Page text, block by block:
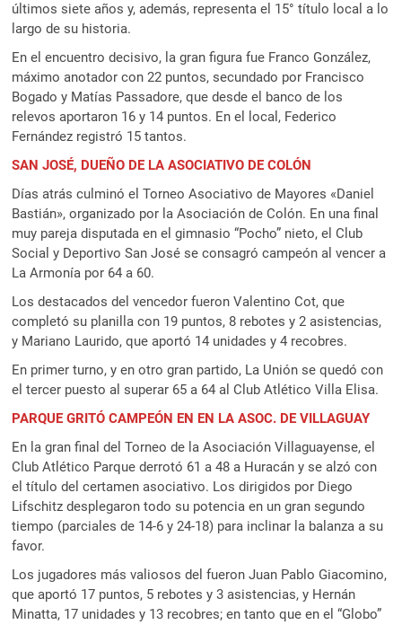
últimos siete años y, además, representa el 15° título local a lo
largo de su historia.
En el encuentro decisivo, la gran figura fue Franco González,
máximo anotador con 22 puntos, secundado por Francisco
Bogado y Matías Passadore, que desde el banco de los
relevos aportaron 16 y 14 puntos. En el local, Federico
Fernández registró 15 tantos.
SAN JOSÉ, DUEÑO DE LA ASOCIATIVO DE COLÓN
Días atrás culminó el Torneo Asociativo de Mayores «Daniel
Bastián», organizado por la Asociación de Colón. En una final
muy pareja disputada en el gimnasio “Pocho” nieto, el Club
Social y Deportivo San José se consagró campeón al vencer a
La Armonía por 64 a 60.
Los destacados del vencedor fueron Valentino Cot, que
completó su planilla con 19 puntos, 8 rebotes y 2 asistencias,
y Mariano Laurido, que aportó 14 unidades y 4 recobres.
En primer turno, y en otro gran partido, La Unión se quedó con
el tercer puesto al superar 65 a 64 al Club Atlético Villa Elisa.
PARQUE GRITÓ CAMPEÓN EN EN LA ASOC. DE VILLAGUAY
En la gran final del Torneo de la Asociación Villaguayense, el
Club Atlético Parque derrotó 61 a 48 a Huracán y se alzó con
el título del certamen asociativo. Los dirigidos por Diego
Lifschitz desplegaron todo su potencia en un gran segundo
tiempo (parciales de 14-6 y 24-18) para inclinar la balanza a su
favor.
Los jugadores más valiosos del fueron Juan Pablo Giacomino,
que aportó 17 puntos, 5 rebotes y 3 asistencias, y Hernán
Minatta, 17 unidades y 13 recobres; en tanto que en el “Globo”